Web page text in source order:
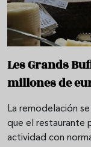
Les Grands
millones de
La remodelación
que el restaurante
actividad con